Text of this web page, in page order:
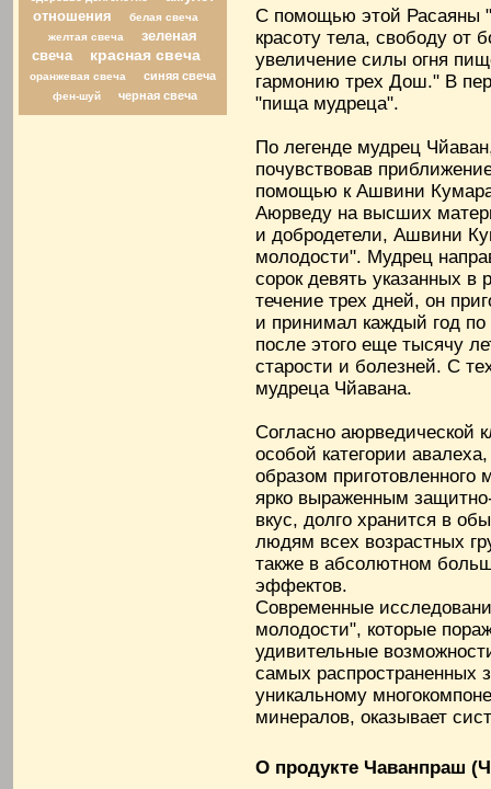
отношения
белая свеча
желтая свеча
зеленая
свеча
красная свеча
оранжевая свеча синяя свеча
фен-шуй черная свеча
С помощью этой Расаяны
красоту тела, свободу от
увеличение силы огня
гармонию трех Дош." В
"пища мудреца".
По легенде мудрец
почувствовав
помощью к Ашвини
Аюрведу на высших
и добродетели, Ашвини
молодости". Мудрец
сорок девять указанных
течение трех дней, он
и принимал каждый год по
после этого еще тысячу
старости и болезней. С
мудреца Чйавана.
Согласно
особой категории
образом приготовленного
ярко выраженным
вкус, долго хранится в
людям всех возрастных
также в абсолютном
эффектов.
Современные
молодости", которые
удивительные
самых распространенных
уникальному
минералов, оказывает
О продукте Чаванпраш